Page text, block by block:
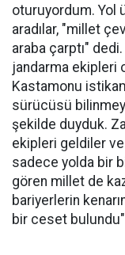
oturuyordum. Yol
aradılar, "millet
araba çarptı"
jandarma ekipleri
Kastamonu
sürücüsü
şekilde duyduk.
ekipleri geldiler
sadece yolda bir
gören millet de
bariyerlerin
bir ceset